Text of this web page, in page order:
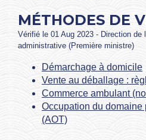
MÉTHODES DE
Vérifié le 01 Aug 2023 - Direction de
administrative (Première ministre)
Démarchage à domicile
Vente au déballage :
Commerce ambulant
Occupation du
(AOT)